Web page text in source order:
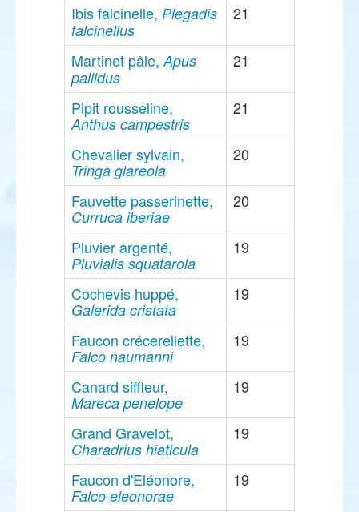
Ibis falcinelle, Plegadis
falcinellus
21
Martinet pâle,Apus
pallidus
21
Pipit rousseline,
Anthus campestris
21
Chevalier sylvain,
Tringa glareola
20
Fauvette passerinette,
Curruca iberiae
20
Pluvier argenté,
Pluvialis squatarola
19
Cochevis huppé,
Galerida cristata
19
Faucon crécerellette,
Falco naumanni
19
Canard siffleur,
Mareca penelope
19
Grand Gravelot,
Charadrius hiaticula
19
Faucon d'Eléonore,
Falco eleonorae
19